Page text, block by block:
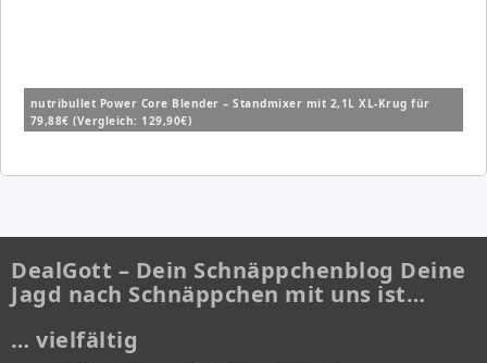
nutribullet Power Core Blender – Standmixer mit 2,1L XL-Krug für
79,88€ (Vergleich: 129,90€)
DealGott – Dein Schnäppchenblog Deine
Jagd nach Schnäppchen mit uns ist…
… vielfältig